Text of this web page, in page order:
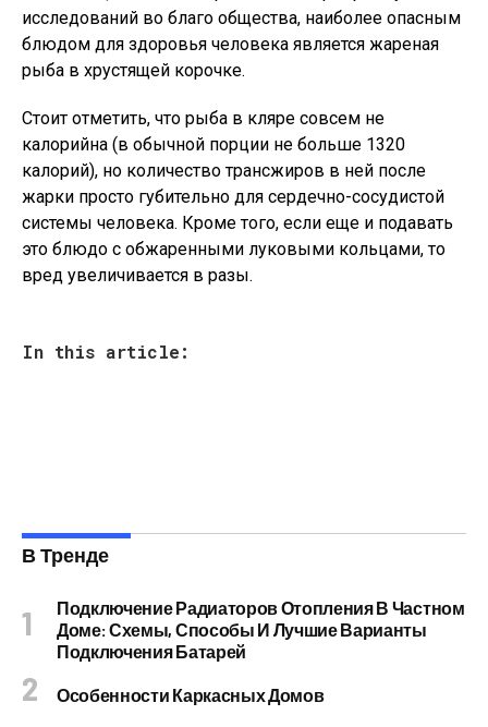
исследований во благо общества, наиболее опасным
блюдом для здоровья человека является жареная
рыба в хрустящей корочке.
Стоит отметить, что рыба в кляре совсем не
калорийна (в обычной порции не больше 1320
калорий), но количество трансжиров в ней после
жарки просто губительно для сердечно-сосудистой
системы человека. Кроме того, если еще и подавать
это блюдо с обжаренными луковыми кольцами, то
вред увеличивается в разы.
In this article:
В Тренде
Подключение Радиаторов Отопления В Частном
Доме: Схемы, Способы И Лучшие Варианты
Подключения Батарей
Особенности Каркасных Домов